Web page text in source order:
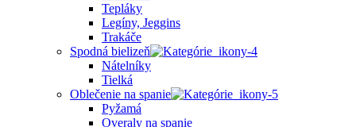
Tepláky
Legíny, Jeggins
Trakáče
Spodná bielizeň
Nátelníky
Tielká
Oblečenie na spanie
Pyžamá
Overaly na spanie